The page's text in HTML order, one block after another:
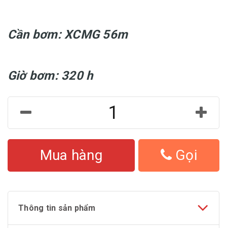
Cần bơm: XCMG 56m
Giờ bơm: 320 h
Mua hàng Gọi
Thông tin sản phẩm